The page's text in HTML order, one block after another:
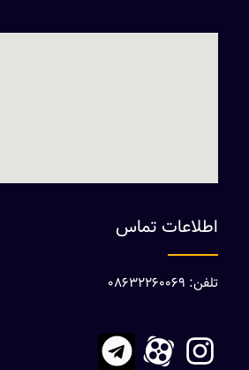
اطلاعات تماس
تلفن: 08632260069